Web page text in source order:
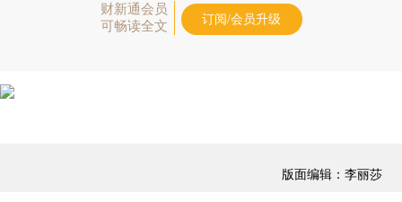
财新通会员
可畅读全文
订阅/会员升级
版面编辑：李丽莎